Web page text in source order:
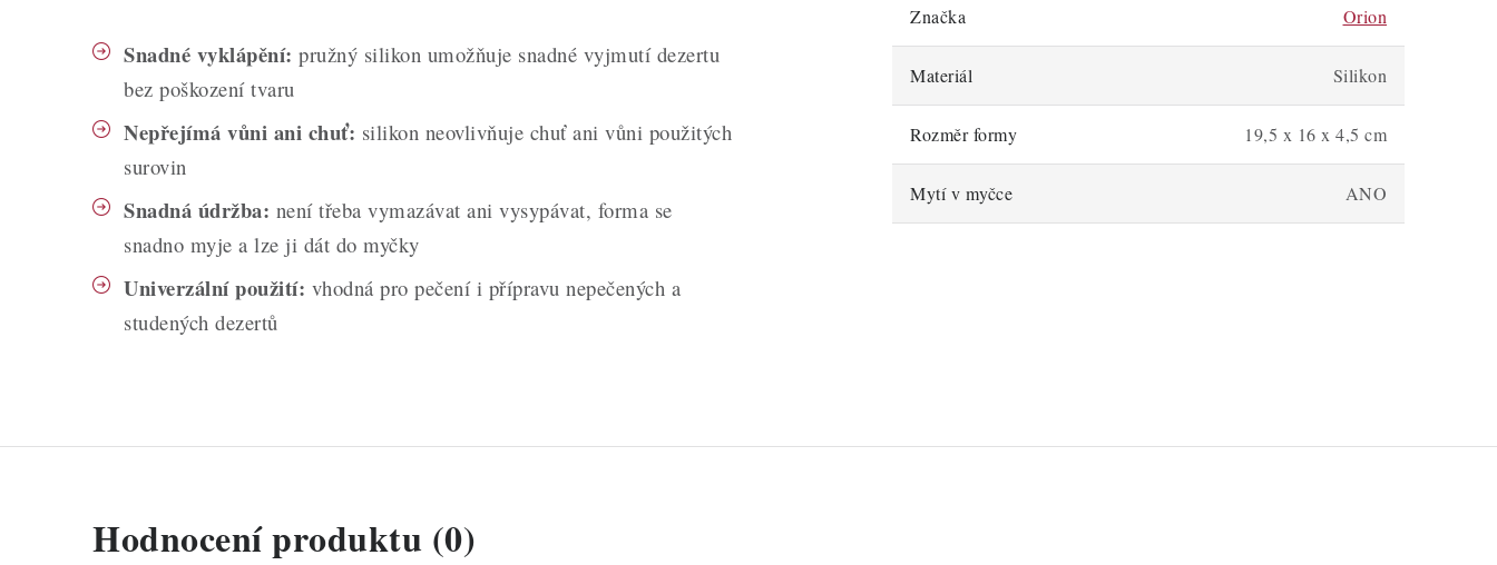
Snadné vyklápění: pružný silikon umožňuje snadné vyjmutí dezertu
bez poškození tvaru
Nepřejímá vůni ani chuť: silikon neovlivňuje chuť ani vůni použitých
surovin
Snadná údržba: není třeba vymazávat ani vysypávat, forma se
snadno myje a lze ji dát do myčky
Univerzální použití: vhodná pro pečení i přípravu nepečených a
studených dezertů
Značka Orion
Materiál Silikon
Rozměr formy 19,5 x 16 x 4,5 cm
Mytí v myčce ANO
Hodnocení produktu (0)